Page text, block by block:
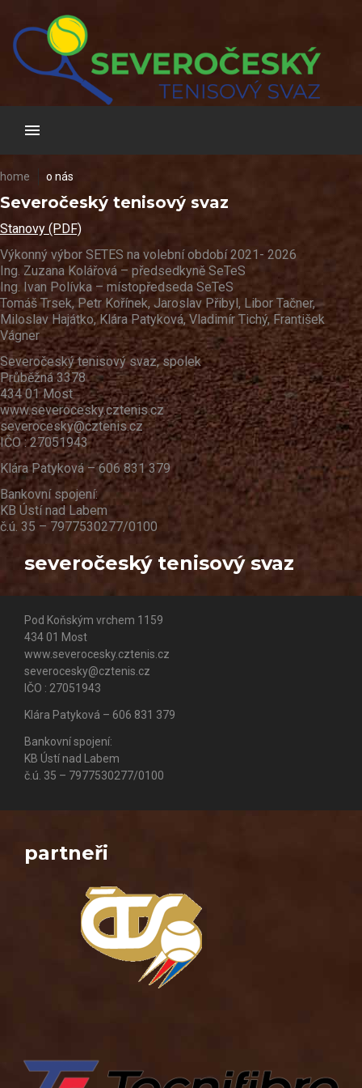
content
home o nás
O
nás
Severočeský tenisový svaz
Stanovy (PDF)
Výkonný výbor SETES na volební období 2021- 2026
Ing. Zuzana Kolářová – předsedkyně SeTeS
Ing. Ivan Polívka – místopředseda SeTeS
Tomáš Trsek, Petr Kořínek, Jaroslav Přibyl, Libor Tačner,
Miloslav Hajátko, Klára Patyková, Vladimír Tichý, František
Vágner
Severočeský tenisový svaz, spolek
Průběžná 3378
434 01 Most
www.severocesky.cztenis.cz
severocesky@cztenis.cz
IČO : 27051943
Klára Patyková – 606 831 379
Bankovní spojení:
KB Ústí nad Labem
č.ú. 35 – 7977530277/0100
severočeský tenisový svaz
Pod Koňským vrchem 1159
434 01 Most
www.severocesky.cztenis.cz
severocesky@cztenis.cz
IČO : 27051943
Klára Patyková – 606 831 379
Bankovní spojení:
KB Ústí nad Labem
č.ú. 35 – 7977530277/0100
partneři